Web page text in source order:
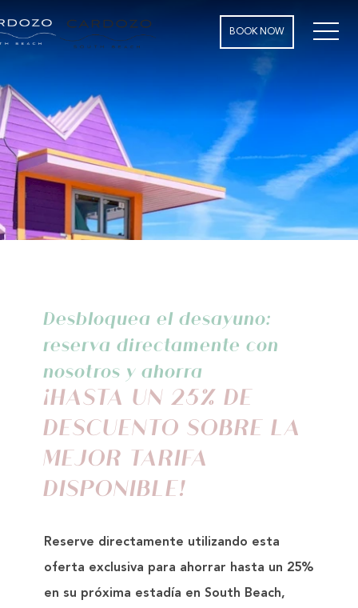
BOOK NOW
Desbloquea el desayuno:
reserva directamente con
nosotros y ahorra
¡HASTA UN 25% DE
DESCUENTO SOBRE LA
MEJOR TARIFA
DISPONIBLE!
Reserve directamente utilizando esta
oferta exclusiva para ahorrar hasta un 25%
en su próxima estadía en South Beach,